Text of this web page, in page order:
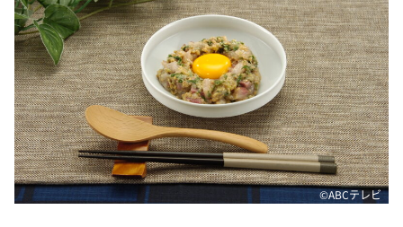
本日はダイアンなり！シーズン２
朝だ！生です旅サラダ
教えて！ニュースライブ 正義のミカタ
ＬＩＦＥ～夢のカタチ～
新婚さんいらっしゃい！
ポツンと一軒家
ザキ山小屋本館
©ABCテレビ